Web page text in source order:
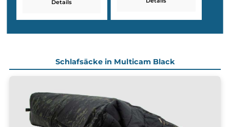
G-Loft TLG Jacket G-Loft ISG 2.0 Jacket